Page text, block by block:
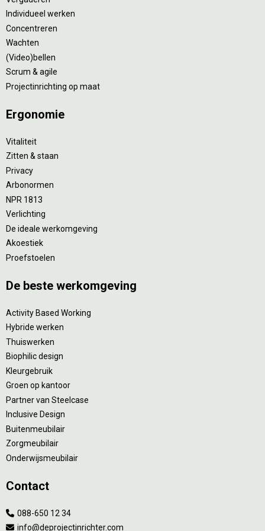
Individueel werken
Concentreren
Wachten
(Video)bellen
Scrum & agile
Projectinrichting op maat
Ergonomie
Vitaliteit
Zitten & staan
Privacy
Arbonormen
NPR 1813
Verlichting
De ideale werkomgeving
Akoestiek
Proefstoelen
De beste werkomgeving
Activity Based Working
Hybride werken
Thuiswerken
Biophilic design
Kleurgebruik
Groen op kantoor
Partner van Steelcase
Inclusive Design
Buitenmeubilair
Zorgmeubilair
Onderwijsmeubilair
Contact
088-650 12 34
info@deprojectinrichter.com